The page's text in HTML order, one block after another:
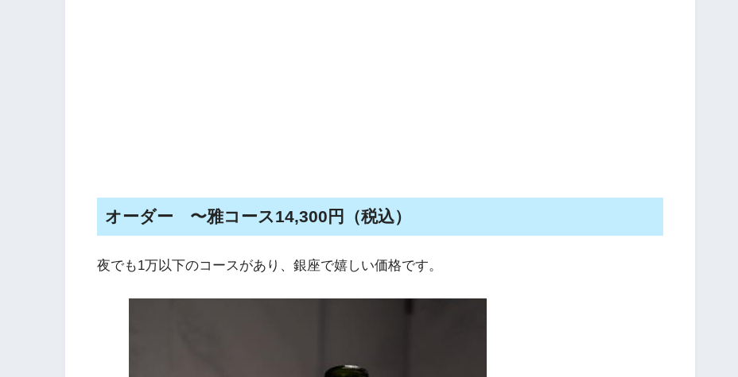
オーダー 〜雅コース14,300円（税込）
夜でも1万以下のコースがあり、銀座で嬉しい価格です。